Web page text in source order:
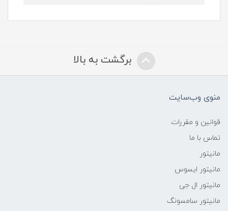
برگشت به بالا
منوی وب‌سایت
قوانین و مقررات
تماس با ما
مانیتور
مانیتور ایسوس
مانیتور ال جی
مانیتور سامسونگ